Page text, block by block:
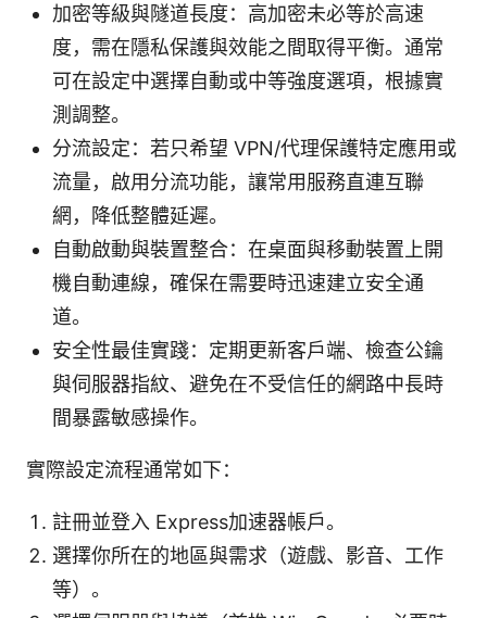
加密等級與隧道長度：高加密未必等於高速
度，需在隱私保護與效能之間取得平衡。通常
可在設定中選擇自動或中等強度選項，根據實
測調整。
分流設定：若只希望 VPN/代理保護特定應用或
流量，啟用分流功能，讓常用服務直連互聯
網，降低整體延遲。
自動啟動與裝置整合：在桌面與移動裝置上開
機自動連線，確保在需要時迅速建立安全通
道。
安全性最佳實踐：定期更新客戶端、檢查公鑰
與伺服器指紋、避免在不受信任的網路中長時
間暴露敏感操作。
實際設定流程通常如下：
註冊並登入 Express加速器帳戶。
選擇你所在的地區與需求（遊戲、影音、工作
等）。